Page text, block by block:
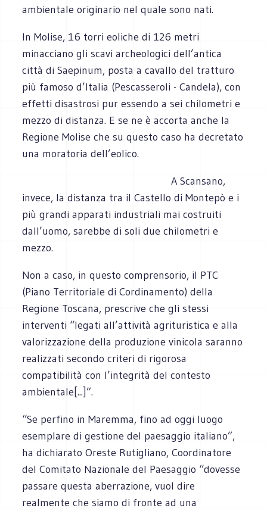
ambientale originario nel quale sono nati.
In Molise, 16 torri eoliche di 126 metri
minacciano gli scavi archeologici dell’antica
città di Saepinum, posta a cavallo del tratturo
più famoso d’Italia (Pescasseroli - Candela), con
effetti disastrosi pur essendo a sei chilometri e
mezzo di distanza. E se ne è accorta anche la
Regione Molise che su questo caso ha decretato
una moratoria dell’eolico.
A Scansano,
invece, la distanza tra il Castello di Montepò e i
più grandi apparati industriali mai costruiti
dall’uomo, sarebbe di soli due chilometri e
mezzo.
Non a caso, in questo comprensorio, il PTC
(Piano Territoriale di Cordinamento) della
Regione Toscana, prescrive che gli stessi
interventi “legati all’attività agrituristica e alla
valorizzazione della produzione vinicola saranno
realizzati secondo criteri di rigorosa
compatibilità con l’integrità del contesto
ambientale[...]”.
“Se perfino in Maremma, fino ad oggi luogo
esemplare di gestione del paesaggio italiano”,
ha dichiarato Oreste Rutigliano, Coordinatore
del Comitato Nazionale del Paesaggio “dovesse
passare questa aberrazione, vuol dire
realmente che siamo di fronte ad una